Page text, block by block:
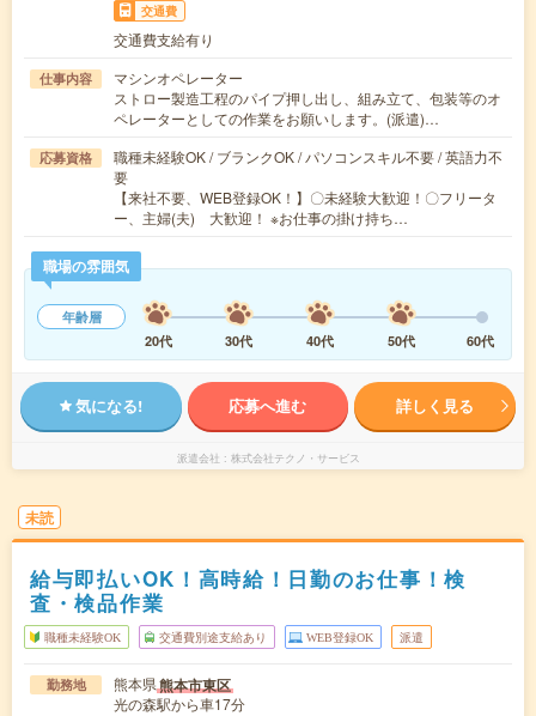
交通費
交通費支給有り
仕事内容
マシンオペレーター
ストロー製造工程のパイプ押し出し、組み立て、包装等のオ
ペレーターとしての作業をお願いします。(派遣)…
応募資格
職種未経験OK / ブランクOK / パソコンスキル不要 / 英語力不
要
【来社不要、WEB登録OK！】〇未経験大歓迎！〇フリータ
ー、主婦(夫) 大歓迎！ ※お仕事の掛け持ち…
職場の雰囲気
年齢層
20代
30代 40代 50代 60代
気になる! 応募へ進む 詳しく見る
派遣会社 株式会社テクノ・サービス
未読
給与即払いOK！高時給！日勤のお仕事！検
査・検品作業
職種未経験OK 交通費別途支給あり WEB登録OK 派遣
勤務地 熊本県熊本市東区
光の森駅から車17分